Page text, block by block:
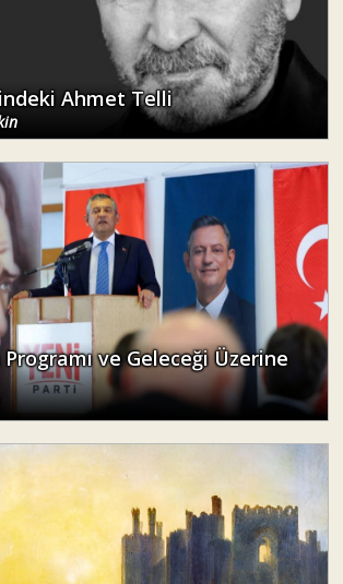
Ahmet Telli
ve Geleceği Üzerine